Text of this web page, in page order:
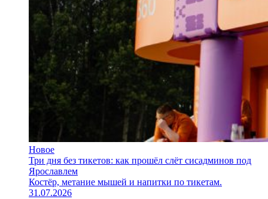
Новое
Три дня без тикетов: как прошёл слёт сисадминов под
Ярославлем
Костёр, метание мышей и напитки по тикетам.
31.07.2026